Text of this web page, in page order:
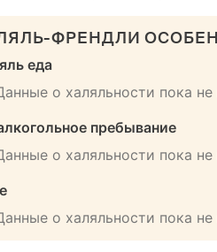
ФРЕНДЛИ
еда
о халяльности пока
пребывание
о халяльности пока
о халяльности пока